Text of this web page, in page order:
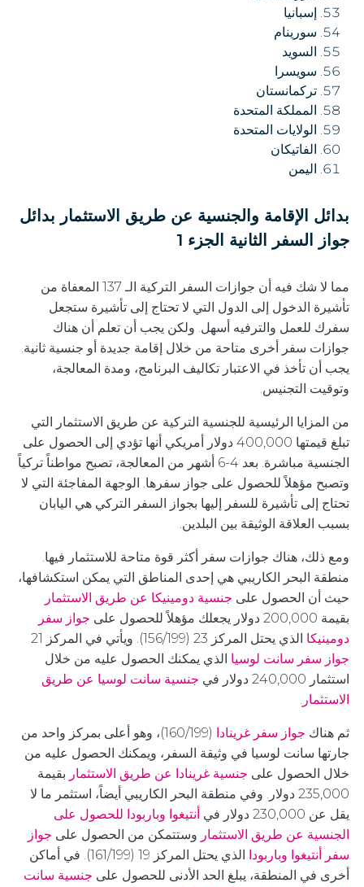
إسبانيا
سورينام
السويد
سويسرا
تركمانستان
المملكة المتحدة
الولايات المتحدة
الفاتيكان
اليمن
بدائل الإقامة والجنسية عن طريق الاستثمار بدائل
جواز السفر الثانية الجزء 1
مما لا شك فيه أن جوازات السفر التركية الـ 137 المعفاة من
تأشيرة الدخول إلى الدول التي لا تحتاج إلى تأشيرة ستجعل
سفرك للعمل والترفيه أسهل. ولكن يجب أن تعلم أن هناك
جوازات سفر أخرى متاحة من خلال إقامة جديدة أو جنسية ثانية.
يجب أن تأخذ في الاعتبار تكاليف البرنامج، ومدة المعالجة،
وتوقيت التجنيس.
من المزايا الرئيسية للجنسية التركية عن طريق الاستثمار التي
تبلغ قيمتها 400,000 دولار أمريكي أنها تؤدي إلى الحصول على
الجنسية مباشرة. بعد 4-6 أشهر من المعالجة، تصبح مواطناً تركياً
وتصبح مؤهلاً للحصول على جواز سفرها. الوجهة المفاجئة التي لا
تحتاج إلى تأشيرة للسفر إليها بجواز السفر التركي هي اليابان
بسبب العلاقة الوثيقة بين البلدين.
ومع ذلك، هناك جوازات سفر أكثر قوة متاحة للاستثمار فيها.
منطقة البحر الكاريبي هي إحدى المناطق التي يمكن استكشافها،
حيث أن الحصول على جنسية دومينيكا عن طريق الاستثمار
بقيمة 200,000 دولار يجعلك مؤهلاً للحصول على
جواز سفر
دومينيكا الذي يحتل المركز 23 (156/199). ويأتي في المركز 21
جواز سفر سانت لوسيا الذي يمكنك الحصول عليه من خلال
استثمار 240,000 دولار في
جنسية سانت لوسيا عن طريق
الاستثمار .
ثم هناك جواز سفر غرينادا
(160/199)، وهو أعلى بمركز واحد من
جارتها سانت لوسيا في وثيقة السفر، ويمكنك الحصول عليه من
خلال الحصول على جنسية غرينادا عن طريق الاستثمار بقيمة
235,000 دولار. وفي منطقة البحر الكاريبي أيضاً، استثمر ما لا
يقل عن 230,000 دولار في
أنتيغوا وباربودا للحصول على
الجنسية عن طريق الاستثمار وستتمكن من الحصول على جواز
سفر أنتيغوا وباربودا
الذي يحتل المركز 19 (161/199). في أماكن
أخرى في المنطقة، يبلغ الحد الأدنى للحصول على جنسية سانت